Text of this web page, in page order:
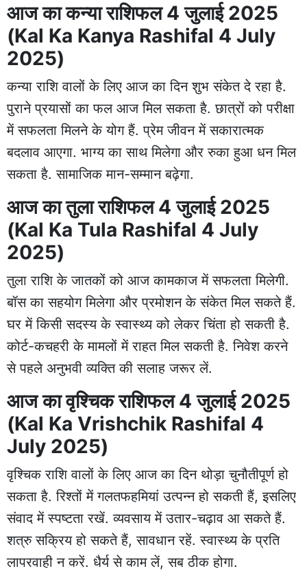
आज का कन्या राशिफल 4 जुलाई 2025
(Kal Ka Kanya Rashifal 4 July
2025)
कन्या राशि वालों के लिए आज का दिन शुभ संकेत दे रहा है.
पुराने प्रयासों का फल आज मिल सकता है. छात्रों को परीक्षा
में सफलता मिलने के योग हैं. प्रेम जीवन में सकारात्मक
बदलाव आएगा. भाग्य का साथ मिलेगा और रुका हुआ धन मिल
सकता है. सामाजिक मान-सम्मान बढ़ेगा.
आज का तुला राशिफल 4 जुलाई 2025
(Kal Ka Tula Rashifal 4 July
2025)
तुला राशि के जातकों को आज कामकाज में सफलता मिलेगी.
बॉस का सहयोग मिलेगा और प्रमोशन के संकेत मिल सकते हैं.
घर में किसी सदस्य के स्वास्थ्य को लेकर चिंता हो सकती है.
कोर्ट-कचहरी के मामलों में राहत मिल सकती है. निवेश करने
से पहले अनुभवी व्यक्ति की सलाह जरूर लें.
आज का वृश्चिक राशिफल 4 जुलाई 2025
(Kal Ka Vrishchik Rashifal 4
July 2025)
वृश्चिक राशि वालों के लिए आज का दिन थोड़ा चुनौतीपूर्ण हो
सकता है. रिश्तों में गलतफहमियां उत्पन्न हो सकती हैं, इसलिए
संवाद में स्पष्टता रखें. व्यवसाय में उतार-चढ़ाव आ सकते हैं.
शत्रु सक्रिय हो सकते हैं, सावधान रहें. स्वास्थ्य के प्रति
लापरवाही न करें. धैर्य से काम लें, सब ठीक होगा.